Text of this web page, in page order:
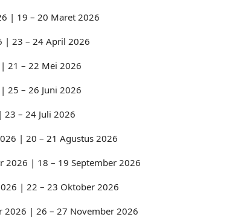
| 19 – 20 Maret 2026
| 23 – 24 April 2026
21 – 22 Mei 2026
25 – 26 Juni 2026
– 24 Juli 2026
| 20 – 21 Agustus 2026
2026 | 18 – 19 September 2026
| 22 – 23 Oktober 2026
2026 | 26 – 27 November 2026